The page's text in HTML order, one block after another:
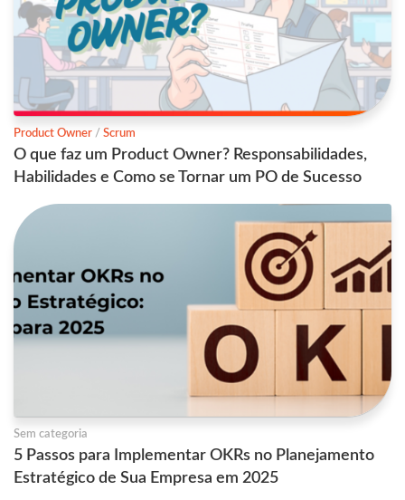
Product Owner / Scrum
O que faz um Product Owner? Responsabilidades,
Habilidades e Como se Tornar um PO de Sucesso
Sem categoria
5 Passos para Implementar OKRs no Planejamento
Estratégico de Sua Empresa em 2025